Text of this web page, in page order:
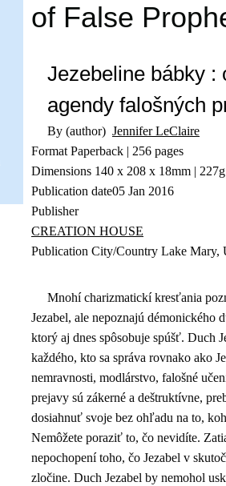
of False
Jezebeline bábky :
agendy falošných
By (author) Jennifer LeClaire
Format Paperback | 256 pages
Dimensions 140 x 208 x 18mm | 227g
Publication date05 Jan 2016
Publisher
CREATION HOUSE
Publication City/Country Lake Mary,
Mnohí charizmatickí kresťania
Jezabel, ale nepoznajú démonického
ktorý aj dnes spôsobuje spúšť. Duch
každého, kto sa správa rovnako ako
nemravnosti, modlárstvo, falošné
prejavy sú zákerné a deštruktívne,
dosiahnuť svoje bez ohľadu na to,
Nemôžete poraziť to, čo nevidíte.
nepochopení toho, čo Jezabel v
zločine. Duch Jezabel by nemohol